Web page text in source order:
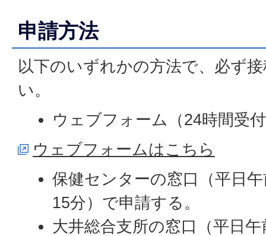
申請方法
以下のいずれかの方法で、必ず
い。
ウェブフォーム（24時間受
ウェブフォームはこちら
保健センターの窓口（平日
15分）で申請する。
大井総合支所の窓口（平日